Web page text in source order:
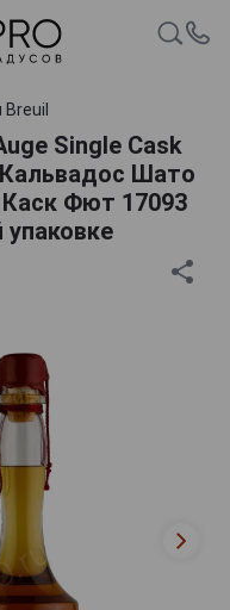
Breuil
Single Cask
Шато
Фют 17093
упаковке